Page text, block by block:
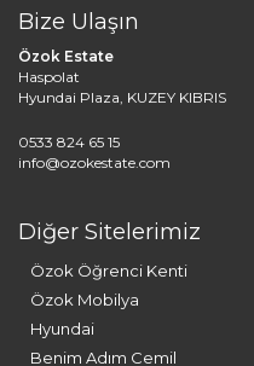
Bize Ulaşın
Özok Estate
Haspolat
Hyundai Plaza, KUZEY KIBRIS
0533 824 65 15
info@ozokestate.com
Diğer Sitelerimiz
Özok Öğrenci Kenti
Özok Mobilya
Hyundai
Benim Adım Cemil